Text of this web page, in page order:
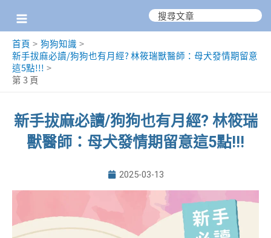
搜
首頁
狗狗知識
新手拔麻必讀/狗狗也有月經? 林筱瑞獸醫師：母犬發情期留意
這5點!!!
第 3 頁
新手拔麻必讀/狗狗也有月經? 林筱瑞
獸醫師：母犬發情期留意這5點!!!
2025-03-13